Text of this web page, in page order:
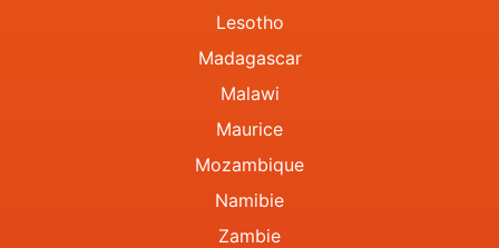
Lesotho
Madagascar
Malawi
Maurice
Mozambique
Namibie
Zambie